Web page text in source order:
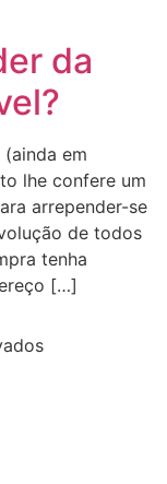
da
em
lhe confere um
arrepender-se
de todos
tenha
[…]